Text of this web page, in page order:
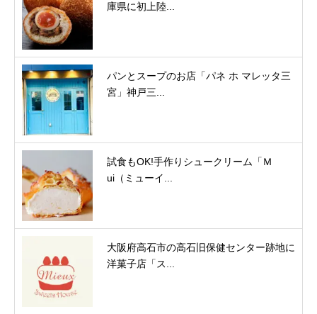
庫県に初上陸...
パンとスープのお店「パネ ホ マレッタ三
宮」神戸三...
試食もOK!手作りシュークリーム「Ｍ
ui（ミューイ...
大阪府高石市の高石旧保健センター跡地に
洋菓子店「ス...